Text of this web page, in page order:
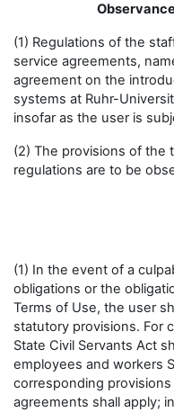
(1) Regulations of the
service agreements,
agreement on the
systems at Ruhr-
insofar as the user is
(2) The provisions of the
regulations are to be
(1) In the event of a
obligations or the
Terms of Use, the user
statutory provisions. For
State Civil Servants Act
employees and workers
corresponding
agreements shall apply;